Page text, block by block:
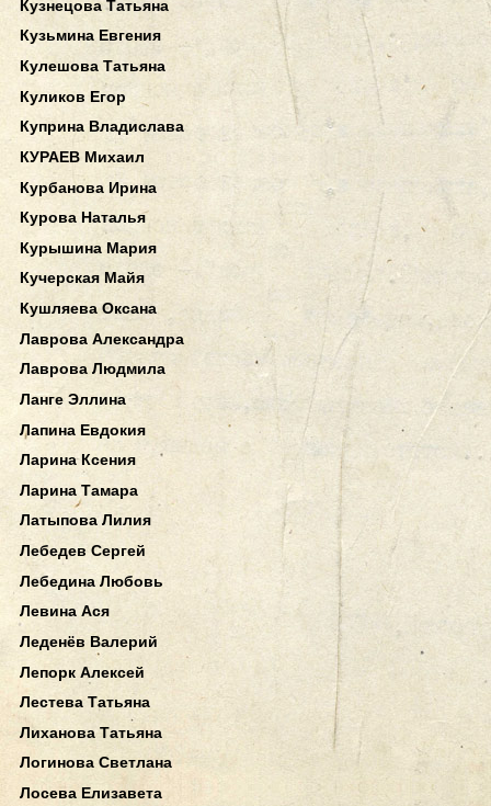
Кузнецова Татьяна
Кузьмина Евгения
Кулешова Татьяна
Куликов Егор
Куприна Владислава
КУРАЕВ Михаил
Курбанова Ирина
Курова Наталья
Курышина Мария
Кучерская Майя
Кушляева Оксана
Лаврова Александра
Лаврова Людмила
Ланге Эллина
Лапина Евдокия
Ларина Ксения
Ларина Тамара
Латыпова Лилия
Лебедев Сергей
Лебедина Любовь
Левина Ася
Леденёв Валерий
Лепорк Алексей
Лестева Татьяна
Лиханова Татьяна
Логинова Светлана
Лосева Елизавета